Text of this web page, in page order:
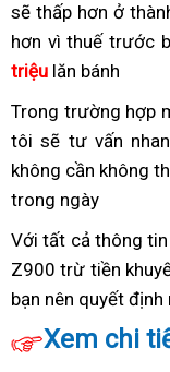
sẽ thấp hơn ở
hơn vì thuế trước
triệu lăn bánh
Trong trường hợp
tôi sẽ tư vấn
không cần không
trong ngày
an
toàn
và
Với tất cả thông
Z900 trừ tiền
bạn nên giá
trừ
quyết định
Xem chi